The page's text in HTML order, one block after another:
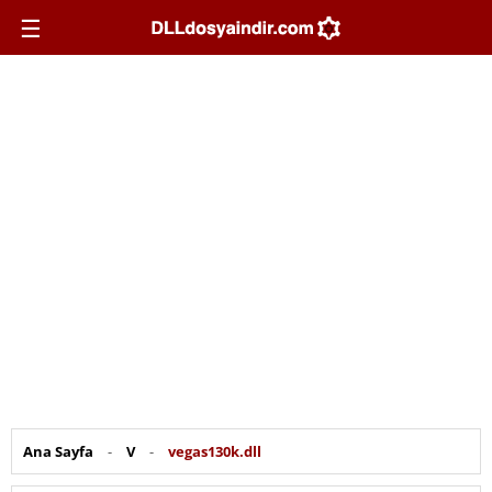
☰
Ana Sayfa - V - vegas130k.dll